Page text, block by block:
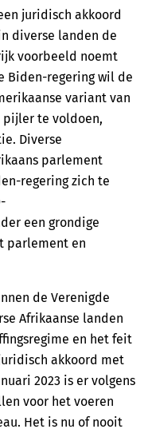
juridisch akkoord
diverse landen de
voorbeeld noemt
Biden-regering wil de
variant van
pijler te voldoen,
Diverse
parlement
regering zich te
een grondige
parlement en
de Verenigde
Afrikaanse landen
en het feit
akkoord met
2023 is er volgens
voor het voeren
Het is nu of nooit